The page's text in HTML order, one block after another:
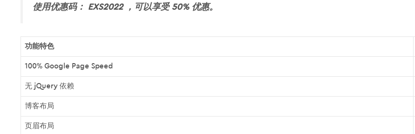
使用优惠码： EXS2022 ，可以享受 50% 优惠。
功能特色
100% Google Page Speed
无 jQuery 依赖
博客布局
页眉布局